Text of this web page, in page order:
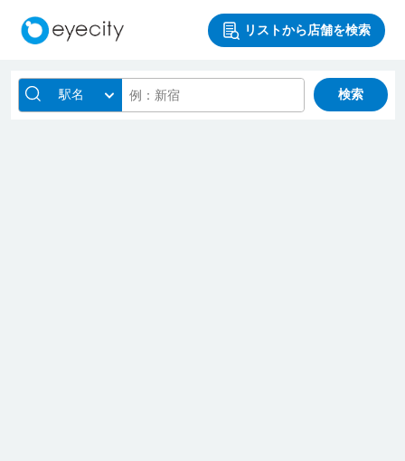
リストから店舗を検索
駅名 検索